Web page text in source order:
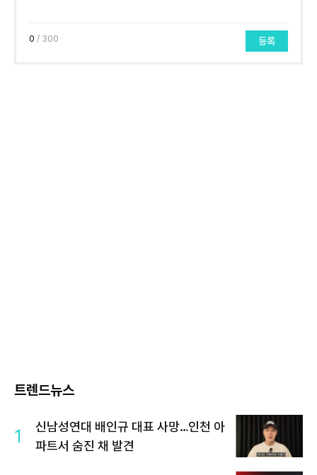
0 / 300 등록
트렌드뉴스
1
신남성연대 배인규 대표 사망…인천 아
파트서 숨진 채 발견